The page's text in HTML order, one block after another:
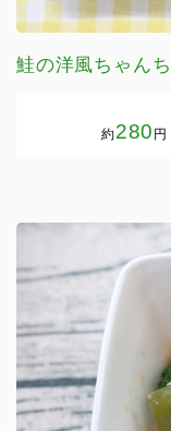
鮭の洋風ちゃん
約280 円